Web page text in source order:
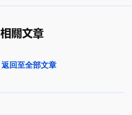
相關文章
返回至全部文章